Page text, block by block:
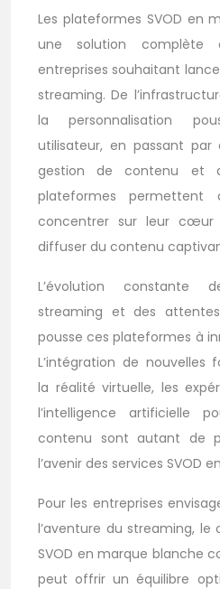
Les plateformes SVOD en
une solution
entreprises souhaitant
streaming. De
la personnalisation
utilisateur, en passant par
gestion de contenu et
plateformes
concentrer sur leur
diffuser du contenu
L’évolution constante
streaming et des
pousse ces plateformes à
L’intégration de nouvelles
la réalité virtuelle, les
l’intelligence artificielle
contenu sont autant de
l’avenir des services SVOD
Pour les entreprises
l’aventure du streaming, le
SVOD en marque blanche
peut offrir un équilibre